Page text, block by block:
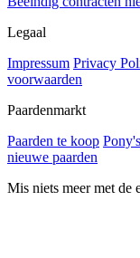
Legaal
Impressum Privacy
voorwaarden
Paardenmarkt
Paarden te koop Pony's
nieuwe paarden
Mis niets meer met de